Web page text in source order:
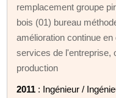
remplacement groupe
bois (01) bureau
amélioration continue
services de l'entreprise,
production
2011 : Ingénieur /